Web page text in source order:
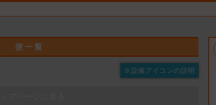
便 一 覧
※設備アイコンの説明